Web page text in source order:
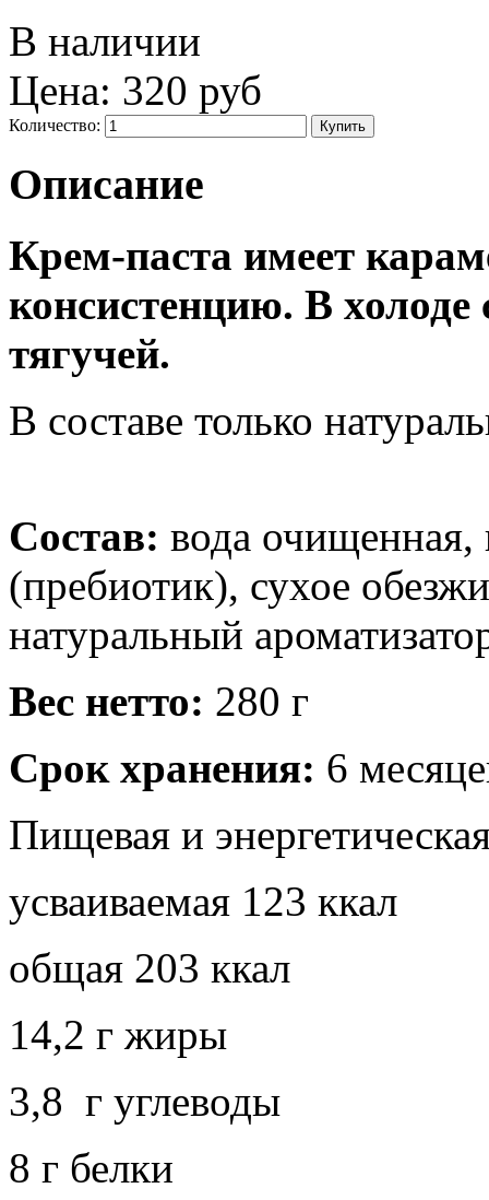
В наличии
Цена: 320 руб
Количество:
Описание
Крем-паста имеет
консистенцию. В холоде
тягучей.
В составе только
Состав: вода очищенная,
(пребиотик), сухое
натуральный
Вес нетто: 280 г
Срок хранения: 6
Пищевая и
усваиваемая 123 ккал
общая 203 ккал
14,2 г жиры
3,8 г углеводы
8 г белки